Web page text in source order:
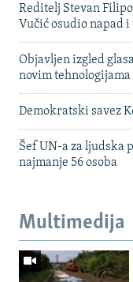
Reditelj Stevan
Vučić osudio napad
Objavljen izgled
novim tehnologijama
Demokratski savez
Šef UN-a za ljudska
najmanje 56 osoba
Multimedija